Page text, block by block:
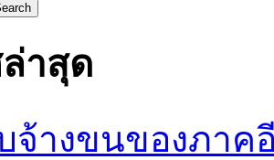
าสุด
จ้างขนของภาค